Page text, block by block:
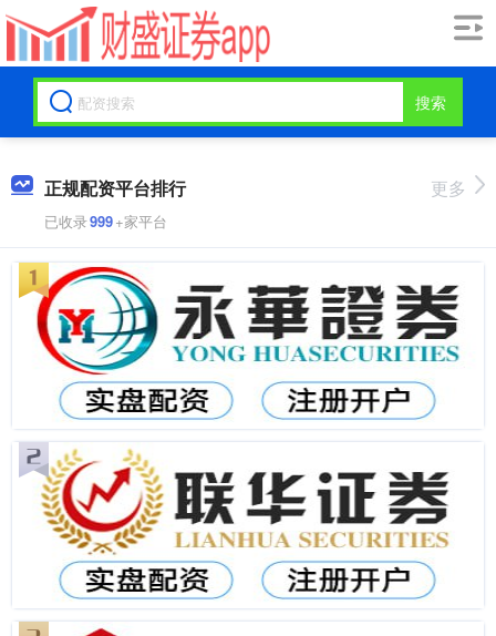
搜索
正规配资平台排行
已收录999+家平台
更多